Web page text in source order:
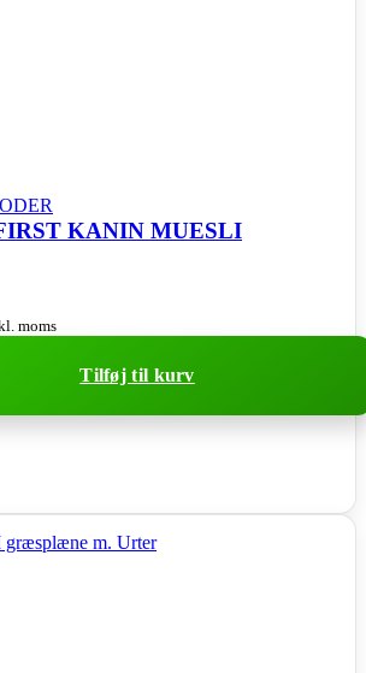
KANIN MUESLI
moms
Tilføj til kurv